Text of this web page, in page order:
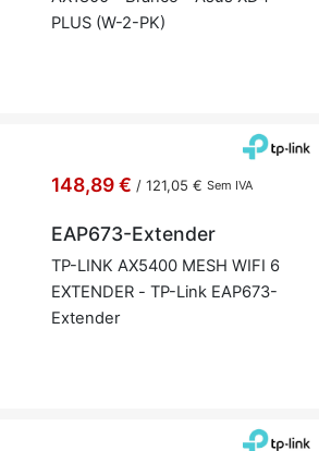
PLUS (W-2-PK)
148,89 € / 121,05 € Sem IVA
EAP673-Extender
TP-LINK AX5400 MESH WIFI 6
EX­TENDER - TP-Link EAP673-
Ex­tender